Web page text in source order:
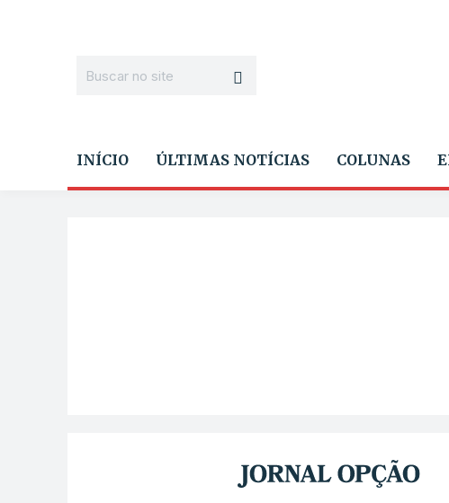
INÍCIO ÚLTIMAS NOTÍCIAS COLUNAS